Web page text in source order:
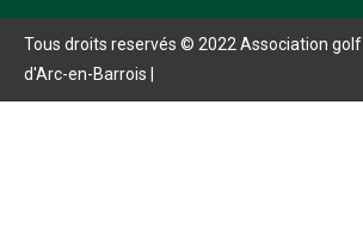
Tous droits reservés © 2022 Association golf
d'Arc-en-Barrois |